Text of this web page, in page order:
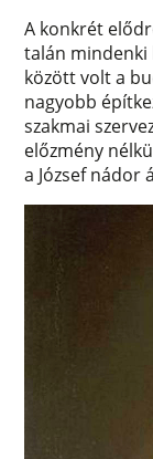
A konkrét
talán mindenki
között volt a
nagyobb
szakmai
előzmény
a József nádor